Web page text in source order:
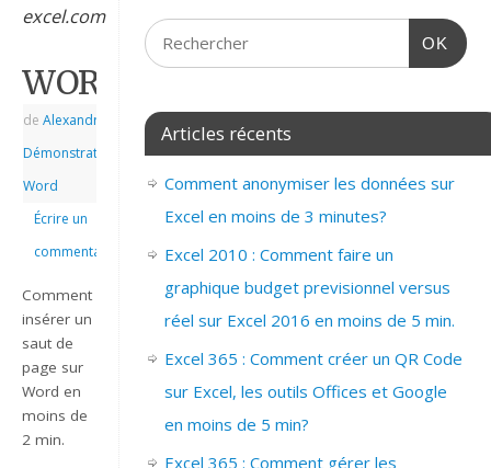
excel.com
deAlexandre
Démonstrations
Word
Écrire un
commentaire
Comment
insérer un
saut de
page sur
Word en
moins de
2 min.
OK
Articles récents
Comment anonymiser les données sur
Excel en moins de 3 minutes?
Excel 2010 : Comment faire un
graphique budget previsionnel versus
réel sur Excel 2016 en moins de 5 min.
Excel 365 : Comment créer un QR Code
sur Excel, les outils Offices et Google
en moins de 5 min?
Excel 365 : Comment gérer les